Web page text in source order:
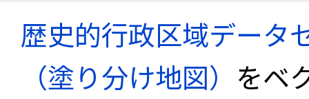
歴史的行政区域データ
（塗り分け地図） をベ